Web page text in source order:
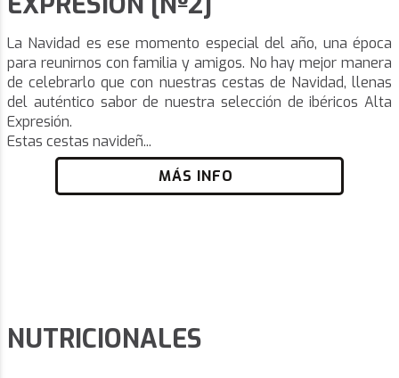
La Navidad es ese momento especial del año, una época
para reunirnos con familia y amigos. No hay mejor manera
de celebrarlo que con nuestras cestas de Navidad, llenas
del auténtico sabor de nuestra selección de ibéricos Alta
Expresión.
Estas cestas navideñ...
MÁS INFO
NUTRICIONALES